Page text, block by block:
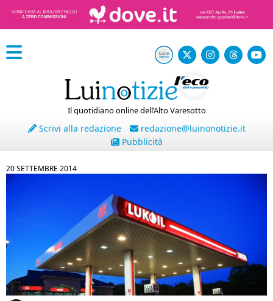
Il quotidiano online dell’Alto Varesotto
Scrivi alla redazione
redazione@luinonotizie.it
Pubblicità
20 SETTEMBRE 2014